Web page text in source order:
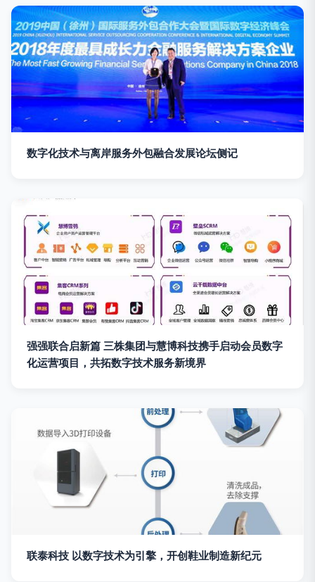
数字化技术与离岸服务外包融合发展论坛侧记
强强联合启新篇 三株集团与慧博科技携手启动会员数字
化运营项目，共拓数字技术服务新境界
联泰科技 以数字技术为引擎，开创鞋业制造新纪元